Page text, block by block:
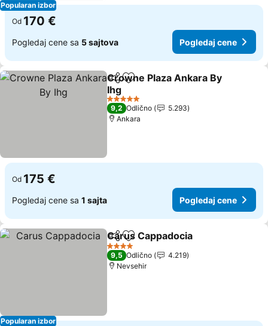
Popularan izbor
Od 170 €
Pogledaj cene sa 5 sajtova Pogledaj cene
Deli Dodati u favorite
Crowne Plaza Ankara By
Ihg
5 Zvezdice
9,2 Odlično
5.293
Ankara
Od 175 €
Pogledaj cene sa 1 sajta Pogledaj cene
Popularan izbor
Deli Dodati u favorite
Carus Cappadocia
4 Zvezdice
9,5 Odlično
4.219
Nevsehir